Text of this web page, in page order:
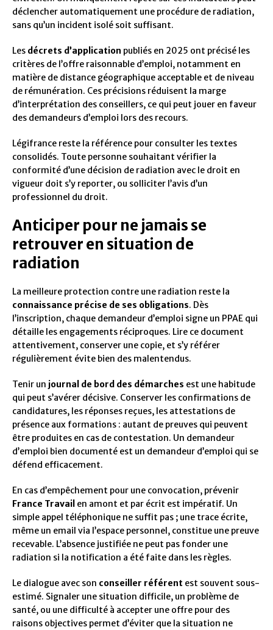
déclencher automatiquement une procédure de radiation,
sans qu’un incident isolé soit suffisant.
Les décrets d’application publiés en 2025 ont précisé les
critères de l’offre raisonnable d’emploi, notamment en
matière de distance géographique acceptable et de niveau
de rémunération. Ces précisions réduisent la marge
d’interprétation des conseillers, ce qui peut jouer en faveur
des demandeurs d’emploi lors des recours.
Légifrance reste la référence pour consulter les textes
consolidés. Toute personne souhaitant vérifier la
conformité d’une décision de radiation avec le droit en
vigueur doit s’y reporter, ou solliciter l’avis d’un
professionnel du droit.
Anticiper pour ne jamais se
retrouver en situation de
radiation
La meilleure protection contre une radiation reste la
connaissance précise de ses obligations. Dès
l’inscription, chaque demandeur d’emploi signe un PPAE qui
détaille les engagements réciproques. Lire ce document
attentivement, conserver une copie, et s’y référer
régulièrement évite bien des malentendus.
Tenir un journal de bord des démarches est une habitude
qui peut s’avérer décisive. Conserver les confirmations de
candidatures, les réponses reçues, les attestations de
présence aux formations : autant de preuves qui peuvent
être produites en cas de contestation. Un demandeur
d’emploi bien documenté est un demandeur d’emploi qui se
défend efficacement.
En cas d’empêchement pour une convocation, prévenir
France Travail en amont et par écrit est impératif. Un
simple appel téléphonique ne suffit pas ; une trace écrite,
même un email via l’espace personnel, constitue une preuve
recevable. L’absence justifiée ne peut pas fonder une
radiation si la notification a été faite dans les règles.
Le dialogue avec son conseiller référent est souvent sous-
estimé. Signaler une situation difficile, un problème de
santé, ou une difficulté à accepter une offre pour des
raisons objectives permet d’éviter que la situation ne